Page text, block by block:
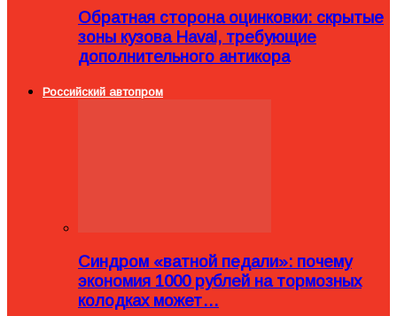
Обратная сторона оцинковки: скрытые
зоны кузова Haval, требующие
дополнительного антикора
Российский автопром
Синдром «ватной педали»: почему
экономия 1000 рублей на тормозных
колодках может…